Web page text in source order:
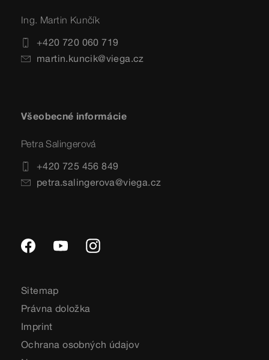
Ing. Martin Kunčík
+420 720 060 719
martin.kuncik@viega.cz
Všeobecné informácie
Petra Salingerová
+420 725 456 849
petra.salingerova@viega.cz
Sitemap
Právna doložka
Imprint
Ochrana osobných údajov